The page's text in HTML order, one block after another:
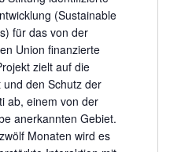
(Sustainable
für das von der
Union finanzierte
zielt auf die
den Schutz der
ab, einem von der
anerkannten Gebiet.
Monaten wird es